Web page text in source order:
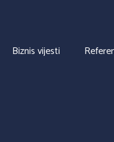
Biznis vijesti